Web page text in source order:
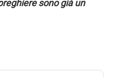
sono già un